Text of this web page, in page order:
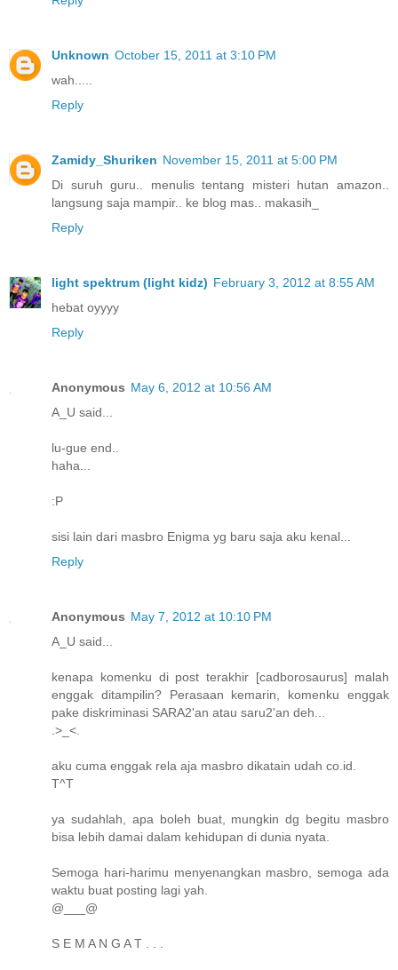
Unknown October 15, 2011 at 3:10 PM
wah.....
Reply
Zamidy_Shuriken November 15, 2011 at 5:00 PM
Di suruh guru.. menulis tentang misteri hutan amazon..
langsung saja mampir.. ke blog mas.. makasih_
Reply
light spektrum (light kidz) February 3, 2012 at 8:55 AM
hebat oyyyy
Reply
Anonymous May 6, 2012 at 10:56 AM
A_U said...
lu-gue end..
haha...
:P
sisi lain dari masbro Enigma yg baru saja aku kenal...
Reply
Anonymous May 7, 2012 at 10:10 PM
A_U said...
kenapa komenku di post terakhir [cadborosaurus] malah
enggak ditampilin? Perasaan kemarin, komenku enggak
pake diskriminasi SARA2'an atau saru2'an deh...
.>_<.
aku cuma enggak rela aja masbro dikatain udah co.id.
T^T
ya sudahlah, apa boleh buat, mungkin dg begitu masbro
bisa lebih damai dalam kehidupan di dunia nyata.
Semoga hari-harimu menyenangkan masbro, semoga ada
waktu buat posting lagi yah.
@___@
S E M A N G A T . . .